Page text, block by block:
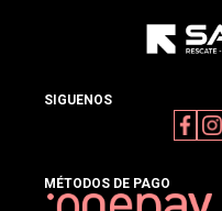
SIGUENOS
MÉTODOS DE PAGO